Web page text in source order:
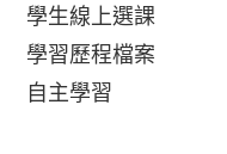
學生線上選課
學習歷程檔案
自主學習